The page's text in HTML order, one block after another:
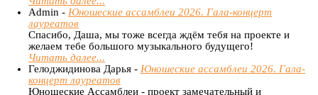
Admin - Юношеские ассамблеи 2026. Гала-концерт
лауреатов
Спасибо, Даша, мы тоже всегда ждём тебя на проекте и
желаем тебе большого музыкального будущего!
Читать далее...
Гелоджидинова Дарья - Юношеские ассамблеи 2026. Гала-
концерт лауреатов
Юношеские Ассамблеи - проект замечательный и